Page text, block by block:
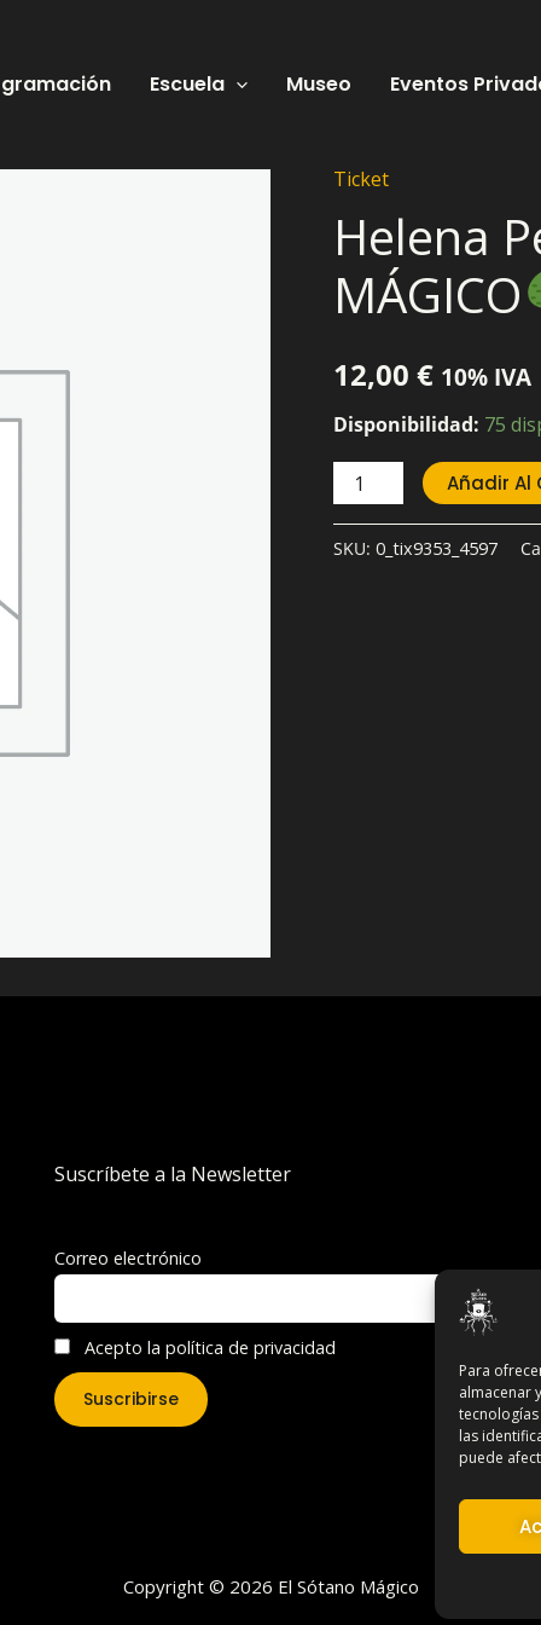
Para
almacenar
las
puede
Escuela Museo Eventos
Ticket
Helena
MÁGICO
12,00€ 10% IVA
Disponibilidad: 75
Helena
Perdomo
–
ÁRBOL
MÁGICO
cantidad
Añadir Al
SKU:0_tix9353_4597
Suscríbete a la Newsletter
Correo electrónico
Acepto la política de privacidad
Copyright © 2026 El Sótano Mágico